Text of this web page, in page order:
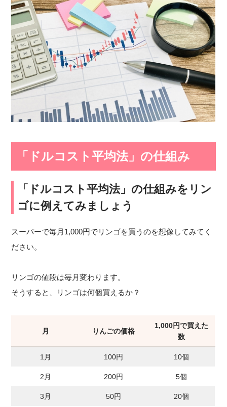
「ドルコスト平均法」の仕組み
「ドルコスト平均法」の仕組みをリン
ゴに例えてみましょう
スーパーで毎月1,000円でリンゴを買うのを想像してみてく
ださい。
リンゴの値段は毎月変わります。
そうすると、リンゴは何個買えるか？
月 りんごの価格
1,000円で買えた
数
1月 100円 10個
2月 200円 5個
3月 50円 20個